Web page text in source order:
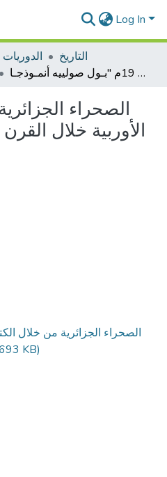
Log In
الدوريات
التاريخ
الصحراء الجزائرية من خلال الكتابات الأوربية خلال القرن 19م "بـول صولييه أنمـوذجـا"
الصحراء
KB)